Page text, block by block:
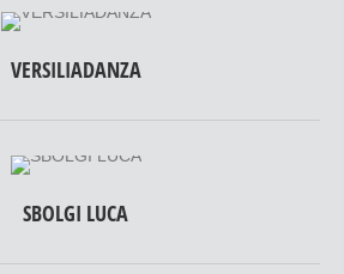
VERSILIADANZA
SBOLGI LUCA